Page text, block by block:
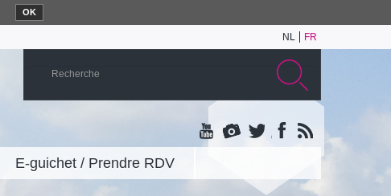
OK
NL FR
E-guichet / Prendre RDV